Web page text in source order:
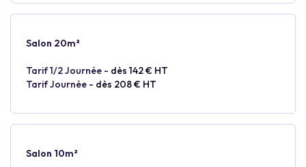
Salon 20m²
Tarif 1/2 Journée - dès 142 € HT
Tarif Journée - dès 208 € HT
Salon 10m²